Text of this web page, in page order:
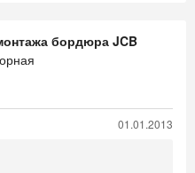
бордюра JCB
01.01.2013